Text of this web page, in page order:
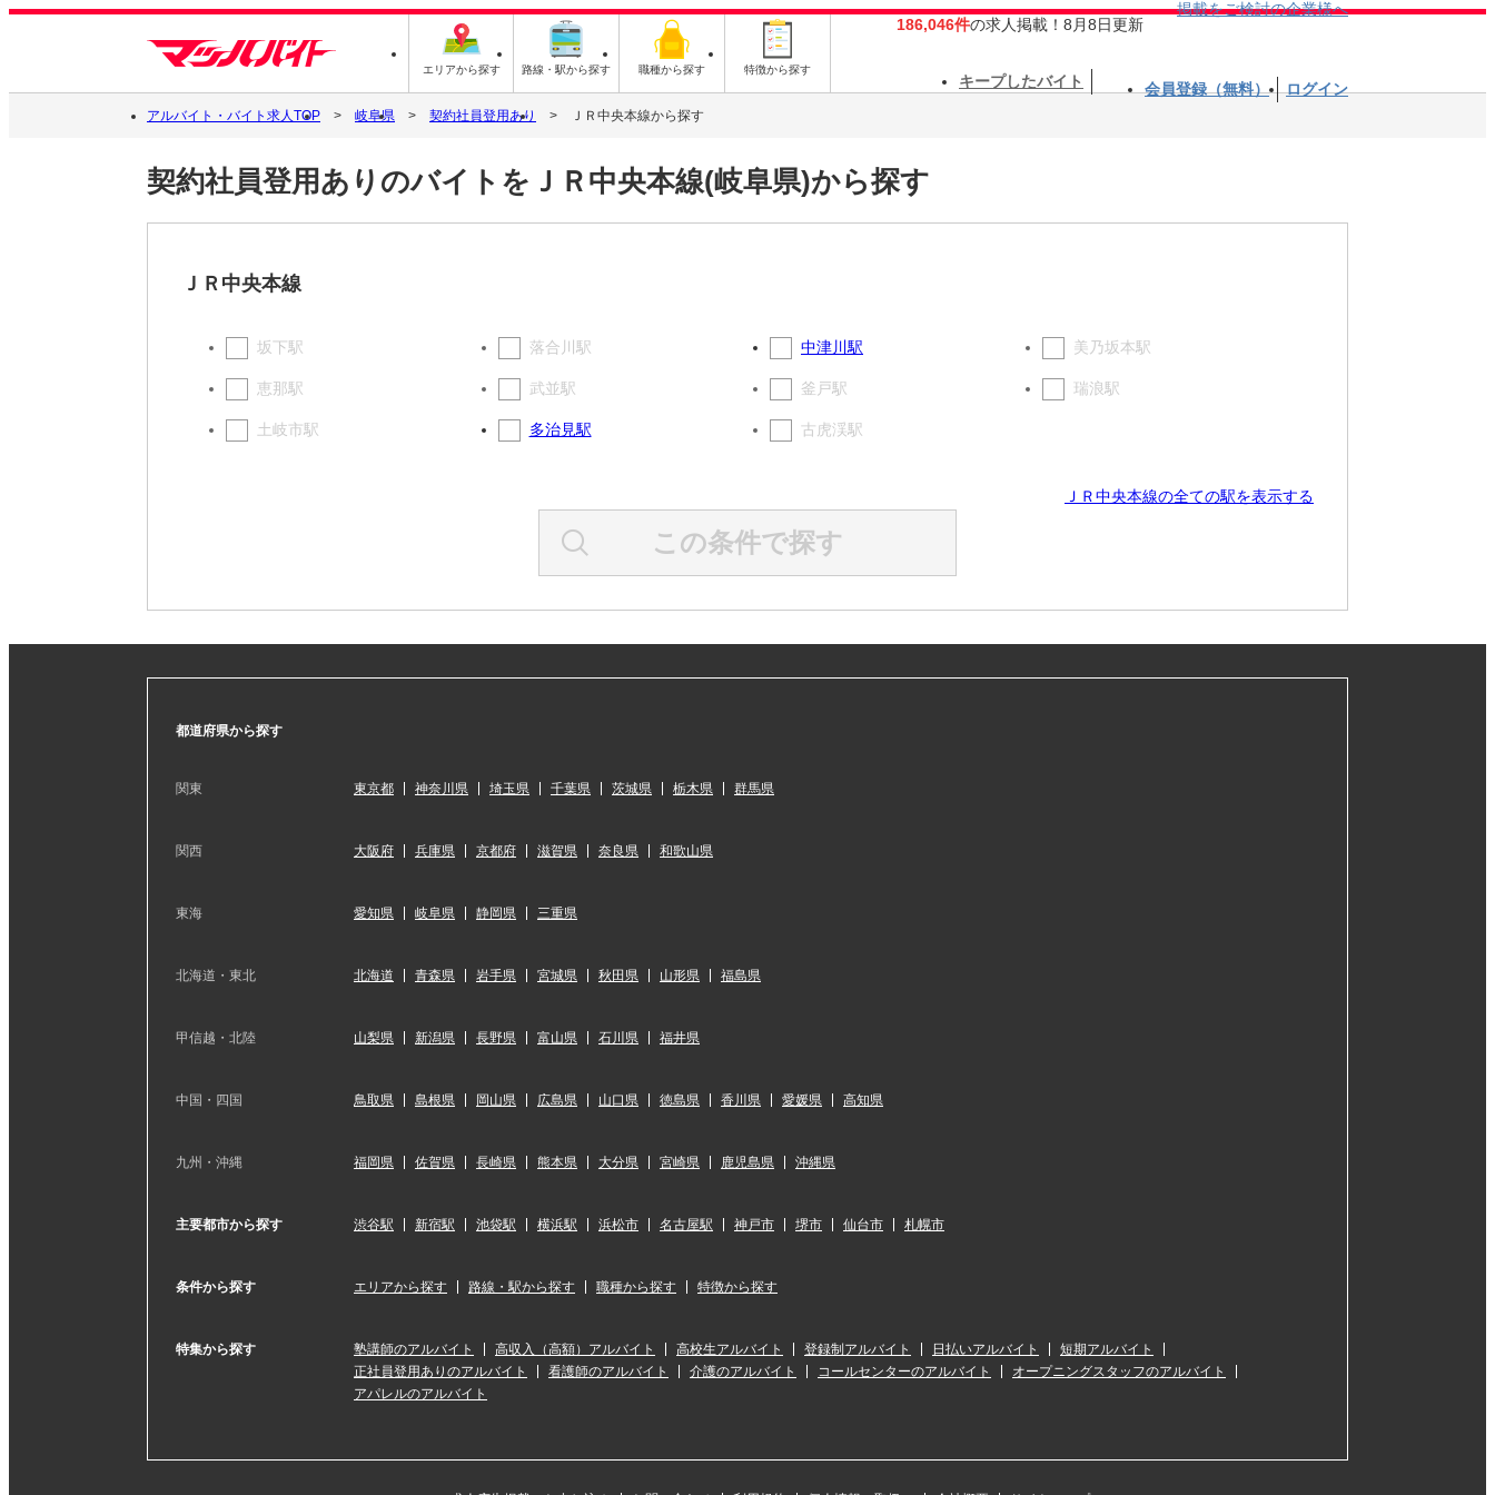
エリアから探す 路線・駅から探す 職種から探す 特徴から探す
186,046件の求人掲載！8月8日更新
掲載をご検討の企業様へ
キープしたバイト 会員登録（無料） ログイン
アルバイト・バイト求人TOP 岐阜県 契約社員登用あり ＪＲ中央本線から探す
契約社員登用ありのバイトをＪＲ中央本線(岐阜県)から探す
ＪＲ中央本線
坂下駅 落合川駅 中津川駅 美乃坂本駅
恵那駅 武並駅 釜戸駅 瑞浪駅
土岐市駅 多治見駅 古虎渓駅
ＪＲ中央本線の全ての駅を表示する
この条件で探す
都道府県から探す
関東 東京都 神奈川県 埼玉県 千葉県 茨城県 栃木県 群馬県
関西 大阪府 兵庫県 京都府 滋賀県 奈良県 和歌山県
東海 愛知県 岐阜県 静岡県 三重県
北海道・東北 北海道 青森県 岩手県 宮城県 秋田県 山形県 福島県
甲信越・北陸 山梨県 新潟県 長野県 富山県 石川県 福井県
中国・四国 鳥取県 島根県 岡山県 広島県 山口県 徳島県 香川県 愛媛県 高知県
九州・沖縄 福岡県 佐賀県 長崎県 熊本県 大分県 宮崎県 鹿児島県 沖縄県
主要都市から探す 渋谷駅 新宿駅 池袋駅 横浜駅 浜松市 名古屋駅 神戸市 堺市 仙台市 札幌市
条件から探す エリアから探す 路線・駅から探す 職種から探す 特徴から探す
特集から探す 塾講師のアルバイト 高収入（高額）アルバイト 高校生アルバイト 登録制アルバイト 日払いアルバイト
短期アルバイト
正社員登用ありのアルバイト
看護師のアルバイト 介護のアルバイト コールセンターのアルバイト
オープニングスタッフのアルバイト
アパレルのアルバイト